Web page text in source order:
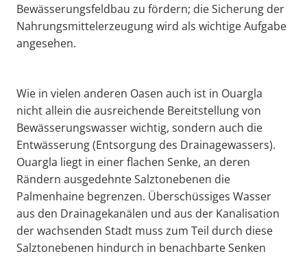
Bewässerungsfeldbau zu fördern; die Sicherung der
Nahrungsmittelerzeugung wird als wichtige Aufgabe
angesehen.
Wie in vielen anderen Oasen auch ist in Ouargla
nicht allein die ausreichende Bereitstellung von
Bewässerungswasser wichtig, sondern auch die
Entwässerung (Entsorgung des Drainagewassers).
Ouargla liegt in einer flachen Senke, an deren
Rändern ausgedehnte Salztonebenen die
Palmenhaine begrenzen. Überschüssiges Wasser
aus den Drainagekanälen und aus der Kanalisation
der wachsenden Stadt muss zum Teil durch diese
Salztonebenen hindurch in benachbarte Senken